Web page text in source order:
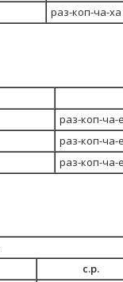
раз-коп-ча-ха
раз-коп-ча-
раз-коп-ча-
раз-коп-ча-
с.р.